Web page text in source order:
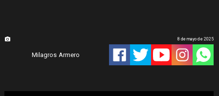
Milagros Armero
8 de mayo de 2025